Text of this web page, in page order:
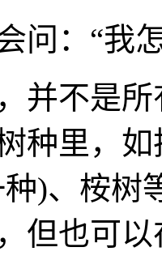
问： “我
并不是
种里，
)、桉树
但也可